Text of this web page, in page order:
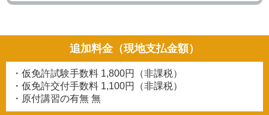
追加料金（現地支払金額）
・仮免許試験手数料 1,800円（非課税）
・仮免許交付手数料 1,100円（非課税）
・原付講習の有無 無